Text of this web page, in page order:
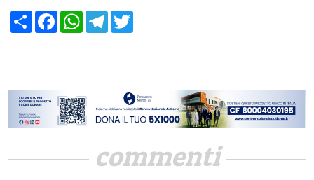
CondividiFacebookWhatsApp
Telegram
commenti